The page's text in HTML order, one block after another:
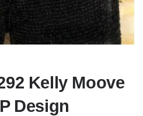
Kelly Moove
Design